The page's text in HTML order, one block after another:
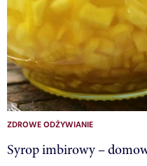
ZDROWE ODŻYWIANIE
Syrop imbirowy –